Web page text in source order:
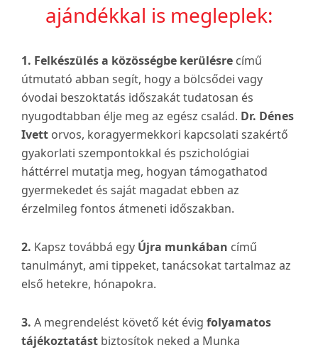
ajándékkal is megleplek:
1. Felkészülés a közösségbe kerülésre című
útmutató abban segít, hogy a bölcsődei vagy
óvodai beszoktatás időszakát tudatosan és
nyugodtabban élje meg az egész család. Dr. Dénes
Ivett orvos, koragyermekkori kapcsolati szakértő
gyakorlati szempontokkal és pszichológiai
háttérrel mutatja meg, hogyan támogathatod
gyermekedet és saját magadat ebben az
érzelmileg fontos átmeneti időszakban.
2. Kapsz továbbá egy Újra munkában című
tanulmányt, ami tippeket, tanácsokat tartalmaz az
első hetekre, hónapokra.
3. A megrendelést követő két évig folyamatos
tájékoztatást biztosítok neked a Munka